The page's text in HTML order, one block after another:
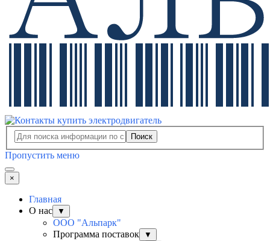
Поиск
Пропустить меню
×
Главная
О нас
▼
ООО "Альпарк"
Программа поставок
▼